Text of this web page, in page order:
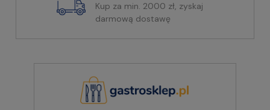
Kup za min. 2000 zł, zyskaj
darmową dostawę